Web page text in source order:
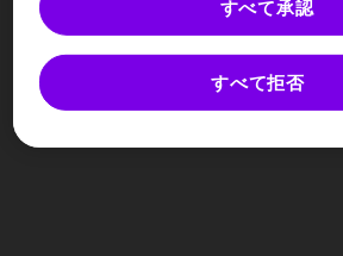
2024/03
10の質問でひも解く
新生児科リーダーの歩んできた道
すべて拒否
すべて承認